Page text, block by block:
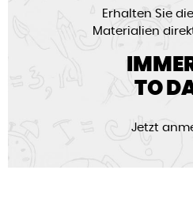
Erhalten Sie
Materialien
TO
Jetzt